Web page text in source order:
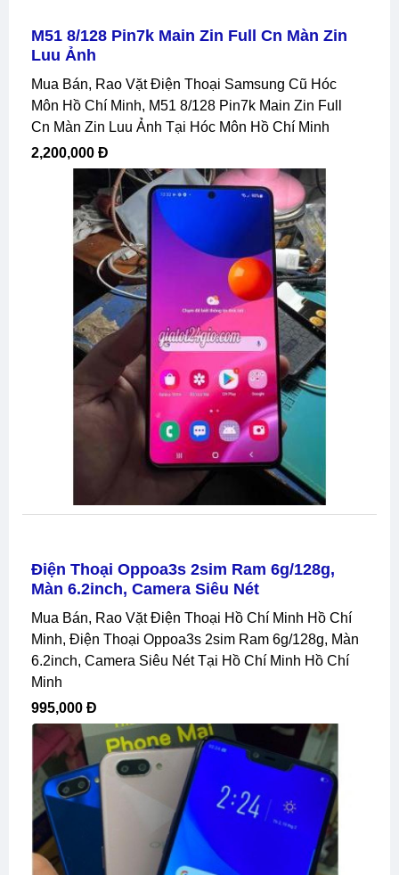
M51 8/128 Pin7k Main Zin Full Cn Màn Zin
Luu Ảnh
Mua Bán, Rao Vặt Điện Thoại Samsung Cũ Hóc
Môn Hồ Chí Minh, M51 8/128 Pin7k Main Zin Full
Cn Màn Zin Luu Ảnh Tại Hóc Môn Hồ Chí Minh
2,200,000 Đ
Điện Thoại Oppoa3s 2sim Ram 6g/128g,
Màn 6.2inch, Camera Siêu Nét
Mua Bán, Rao Vặt Điện Thoại Hồ Chí Minh Hồ Chí
Minh, Điện Thoại Oppoa3s 2sim Ram 6g/128g, Màn
6.2inch, Camera Siêu Nét Tại Hồ Chí Minh Hồ Chí
Minh
995,000 Đ